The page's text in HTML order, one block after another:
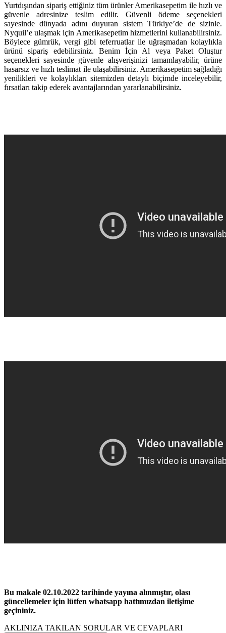
Yurtdışından sipariş ettiğiniz tüm ürünler Amerikasepetim ile hızlı ve
güvenle adresinize teslim edilir. Güvenli ödeme seçenekleri
sayesinde dünyada adını duyuran sistem Türkiye’de de sizinle.
Nyquil’e ulaşmak için Amerikasepetim hizmetlerini kullanabilirsiniz.
Böylece gümrük, vergi gibi teferruatlar ile uğraşmadan kolaylıkla
ürünü sipariş edebilirsiniz. Benim İçin Al veya Paket Oluştur
seçenekleri sayesinde güvenle alışverişinizi tamamlayabilir, ürüne
hasarsız ve hızlı teslimat ile ulaşabilirsiniz. Amerikasepetim sağladığı
yenilikleri ve kolaylıkları sitemizden detaylı biçimde inceleyebilir,
fırsatları takip ederek avantajlarından yararlanabilirsiniz.
Bu makale 02.10.2022 tarihinde yayına alınmıştır, olası
güncellemeler için lütfen whatsapp hattımızdan iletişime
geçininiz.
AKLINIZA TAKILAN SORULAR VE CEVAPLARI